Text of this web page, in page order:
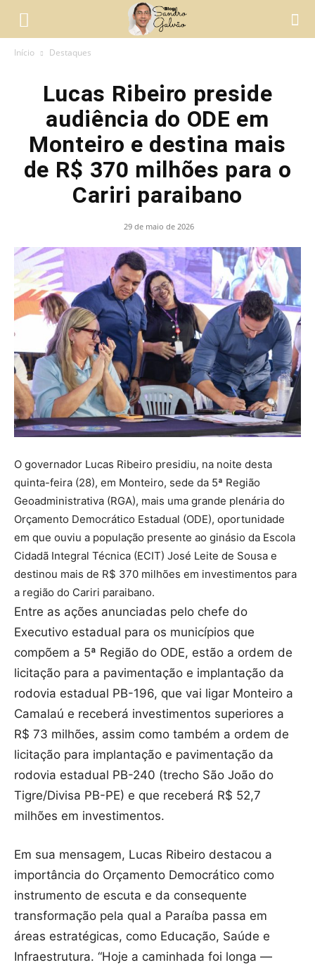
Início Destaques
Lucas Ribeiro preside
audiência do ODE em
Monteiro e destina mais
de R$ 370 milhões para o
Cariri paraibano
29 de maio de 2026
O governador Lucas Ribeiro presidiu, na noite desta
quinta-feira (28), em Monteiro, sede da 5ª Região
Geoadministrativa (RGA), mais uma grande plenária do
Orçamento Democrático Estadual (ODE), oportunidade
em que ouviu a população presente ao ginásio da Escola
Cidadã Integral Técnica (ECIT) José Leite de Sousa e
destinou mais de R$ 370 milhões em investimentos para
a região do Cariri paraibano.
Entre as ações anunciadas pelo chefe do
Executivo estadual para os municípios que
compõem a 5ª Região do ODE, estão a ordem de
licitação para a pavimentação e implantação da
rodovia estadual PB-196, que vai ligar Monteiro a
Camalaú e receberá investimentos superiores a
R$ 73 milhões, assim como também a ordem de
licitação para implantação e pavimentação da
rodovia estadual PB-240 (trecho São João do
Tigre/Divisa PB-PE) e que receberá R$ 52,7
milhões em investimentos.
Em sua mensagem, Lucas Ribeiro destacou a
importância do Orçamento Democrático como
instrumento de escuta e da consequente
transformação pela qual a Paraíba passa em
áreas estratégicas, como Educação, Saúde e
Infraestrutura. “Hoje a caminhada foi longa —